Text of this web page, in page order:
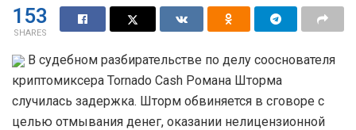
153
SHARES
В судебном разбирательстве по делу сооснователя
криптомиксера Tornado Cash Романа Шторма
случилась задержка. Шторм обвиняется в сговоре с
целью отмывания денег, оказании нелицензионной